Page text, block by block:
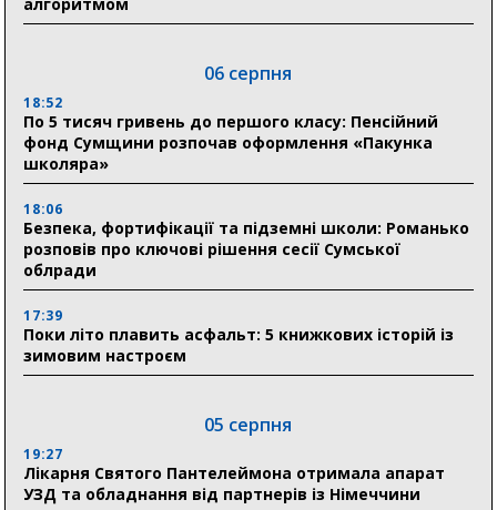
06 серпня
18:52
По 5 тисяч гривень до першого класу: Пенсійний
фонд Сумщини розпочав оформлення «Пакунка
школяра»
18:06
Безпека, фортифікації та підземні школи: Романько
розповів про ключові рішення сесії Сумської
облради
17:39
Поки літо плавить асфальт: 5 книжкових історій із
зимовим настроєм
05 серпня
19:27
Лікарня Святого Пантелеймона отримала апарат
УЗД та обладнання від партнерів із Німеччини